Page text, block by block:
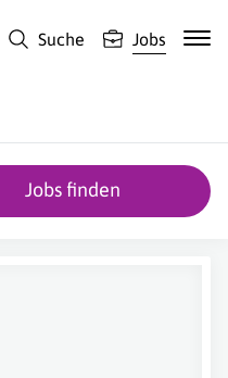
Suche Jobs
Jobs finden